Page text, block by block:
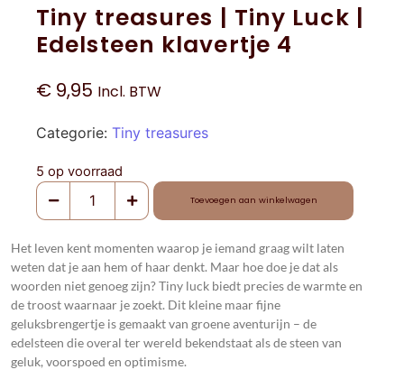
Tiny treasures | Tiny Luck |
Edelsteen klavertje 4
€ 9,95 Incl. BTW
Categorie: Tiny treasures
5 op voorraad
Toevoegen aan winkelwagen
Het leven kent momenten waarop je iemand graag wilt laten
weten dat je aan hem of haar denkt. Maar hoe doe je dat als
woorden niet genoeg zijn? Tiny luck biedt precies de warmte en
de troost waarnaar je zoekt. Dit kleine maar fijne
geluksbrengertje is gemaakt van groene aventurijn – de
edelsteen die overal ter wereld bekendstaat als de steen van
geluk, voorspoed en optimisme.